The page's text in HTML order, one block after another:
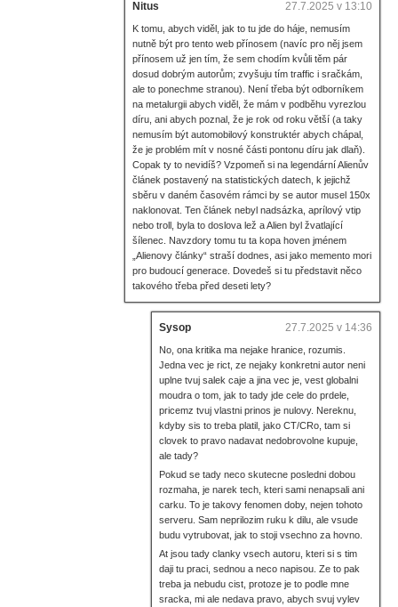
Nitus 27.7.2025 v 13:10
K tomu, abych viděl, jak to tu jde do háje, nemusím
nutně být pro tento web přínosem (navíc pro něj jsem
přínosem už jen tím, že sem chodím kvůli těm pár
dosud dobrým autorům; zvyšuju tím traffic i sračkám,
ale to ponechme stranou). Není třeba být odborníkem
na metalurgii abych viděl, že mám v podběhu vyrezlou
díru, ani abych poznal, že je rok od roku větší (a taky
nemusím být automobilový konstruktér abych chápal,
že je problém mít v nosné části pontonu díru jak dlaň).
Copak ty to nevidíš? Vzpomeň si na legendární Alienův
článek postavený na statistických datech, k jejichž
sběru v daném časovém rámci by se autor musel 150x
naklonovat. Ten článek nebyl nadsázka, aprílový vtip
nebo troll, byla to doslova lež a Alien byl žvatlající
šílenec. Navzdory tomu tu ta kopa hoven jménem
„Alienovy články“ straší dodnes, asi jako memento mori
pro budoucí generace. Dovedeš si tu představit něco
takového třeba před deseti lety?
Sysop 27.7.2025 v 14:36
No, ona kritika ma nejake hranice, rozumis.
Jedna vec je rict, ze nejaky konkretni autor neni
uplne tvuj salek caje a jina vec je, vest globalni
moudra o tom, jak to tady jde cele do prdele,
pricemz tvuj vlastni prinos je nulovy. Nereknu,
kdyby sis to treba platil, jako CT/CRo, tam si
clovek to pravo nadavat nedobrovolne kupuje,
ale tady?
Pokud se tady neco skutecne posledni dobou
rozmaha, je narek tech, kteri sami nenapsali ani
carku. To je takovy fenomen doby, nejen tohoto
serveru. Sam neprilozim ruku k dilu, ale vsude
budu vytrubovat, jak to stoji vsechno za hovno.
At jsou tady clanky vsech autoru, kteri si s tim
daji tu praci, sednou a neco napisou. Ze to pak
treba ja nebudu cist, protoze je to podle mne
sracka, mi ale nedava pravo, abych svuj vylev